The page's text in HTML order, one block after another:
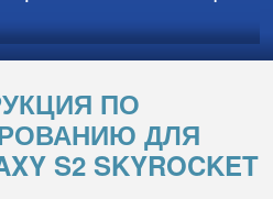
ПО
ДЛЯ
S2 SKYROCKET